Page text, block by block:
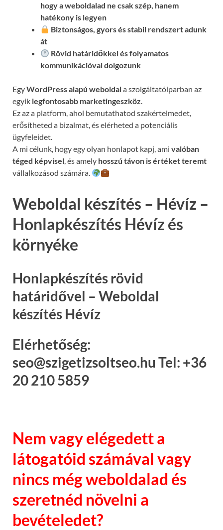
hogy a weboldalad ne csak szép, hanem
hatékony is legyen
Biztonságos, gyors és stabil rendszert adunk
át
Rövid határidőkkel és folyamatos
kommunikációvaldolgozunk
EgyWordPress alapú weboldala szolgáltatóiparban az
egyik legfontosabb marketingeszköz.
Ez az a platform, ahol bemutathatod szakértelmedet,
erősítheted a bizalmat, és elérheted a potenciális
ügyfeleidet.
A mi célunk, hogy egy olyan honlapot kapj, ami valóban
téged képvisel, és amely hosszú távon is értéket teremt
vállalkozásod számára.
Weboldal készítés – Hévíz –
Honlapkészítés Hévíz és
környéke
Honlapkészítés rövid
határidővel – Weboldal
készítés Hévíz
Elérhetőség:
seo@szigetizsoltseo.hu Tel: +36
20 210 5859
Nem vagy elégedett a
látogatóid számával vagy
nincs még weboldalad és
szeretnéd növelni a
bevételedet?